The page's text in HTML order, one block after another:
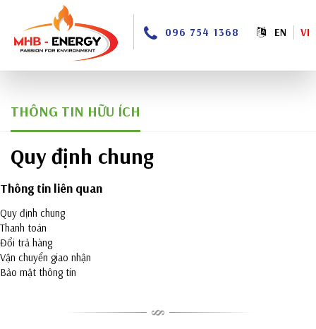
096 754 1368 EN VI
THÔNG TIN HỮU ÍCH
Quy định chung
Thông tin liên quan
Quy định chung
Thanh toán
Đổi trả hàng
Vận chuyển giao nhận
Bảo mật thông tin